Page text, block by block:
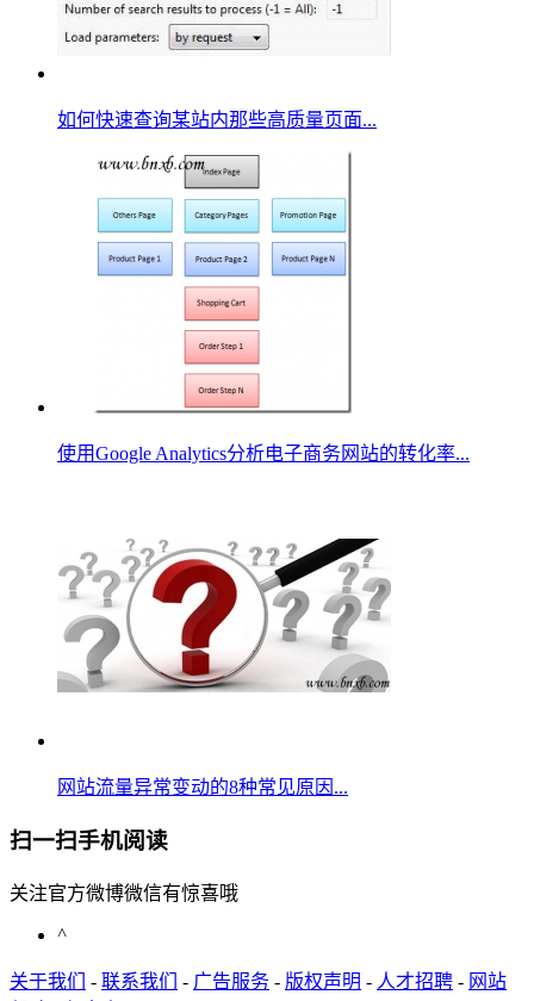
如何快速查询某站内那些高质量页面...
使用Google Analytics分析电子商务网站的转化率...
网站流量异常变动的8种常见原因...
扫一扫手机阅读
关注官方微博微信有惊喜哦
^
关于我们 - 联系我们 - 广告服务 - 版权声明 - 人才招聘 - 网站